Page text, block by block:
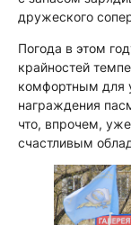
дружеского
Погода в этом
крайностей
комфортным для
награждения
что, впрочем,
счастливым